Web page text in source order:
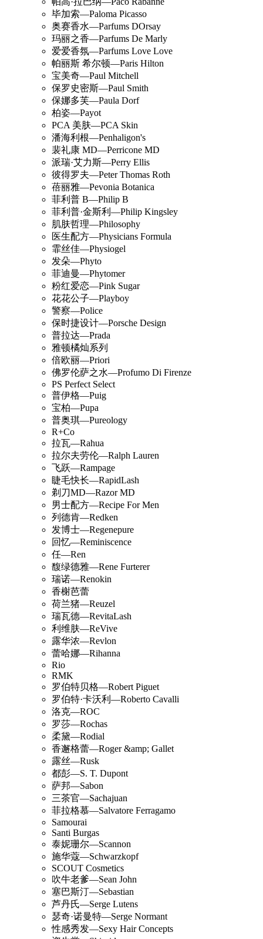
毕加索—Paloma Picasso
奥赛香水—Parfums DOrsay
玛丽之香—Parfums De Marly
爱爱香氛—Parfums Love Love
帕丽斯 希尔顿—Paris Hilton
宝美奇—Paul Mitchell
保罗史密斯—Paul Smith
保娜多芙—Paula Dorf
柏姿—Payot
PCA 美肤—PCA Skin
潘海利根—Penhaligon's
裴礼康 MD—Perricone MD
派瑞·艾力斯—Perry Ellis
彼得罗夫—Peter Thomas Roth
蓓丽雅—Pevonia Botanica
菲利普 B—Philip B
菲利普·金斯利—Philip Kingsley
肌肤哲理—Philosophy
医生配方—Physicians Formula
霏丝佳—Physiogel
发朵—Phyto
菲迪曼—Phytomer
粉红爱恋—Pink Sugar
花花公子—Playboy
警察—Police
保时捷设计—Porsche Design
普拉达—Prada
雅顿橘灿系列
倍欧丽—Priori
佛罗伦萨之水—Profumo Di Firenze
PS Perfect Select
普伊格—Puig
宝柏—Pupa
普奥琪—Pureology
R+Co
拉瓦—Rahua
拉尔夫劳伦—Ralph Lauren
飞跃—Rampage
睫毛快长—RapidLash
剃刀MD—Razor MD
男士配方—Recipe For Men
列德肯—Redken
发博士—Regenepure
回忆—Reminiscence
任—Ren
馥绿德雅—Rene Furterer
瑞诺—Renokin
香榭芭蕾
荷兰猪—Reuzel
瑞瓦德—RevitaLash
利维肤—ReVive
露华浓—Revlon
蕾哈娜—Rihanna
Rio
RMK
罗伯特贝格—Robert Piguet
罗伯特·卡沃利—Roberto Cavalli
洛克—ROC
罗莎—Rochas
柔黛—Rodial
香邂格蕾—Roger &amp; Gallet
露丝—Rusk
都彭—S. T. Dupont
萨邦—Sabon
三茶官—Sachajuan
菲拉格慕—Salvatore Ferragamo
Samourai
Santi Burgas
泰妮珊尔—Scannon
施华蔻—Schwarzkopf
SCOUT Cosmetics
吹牛老爹—Sean John
塞巴斯汀—Sebastian
芦丹氏—Serge Lutens
瑟奇·诺曼特—Serge Normant
性感秀发—Sexy Hair Concepts